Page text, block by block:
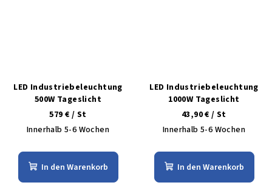
LED Industriebeleuchtung
500W Tageslicht
579 € / St
Innerhalb 5-6 Wochen
In den Warenkorb
LED Industriebeleuchtung
1000W Tageslicht
43,90 €/ St
Innerhalb 5-6 Wochen
In den Warenkorb